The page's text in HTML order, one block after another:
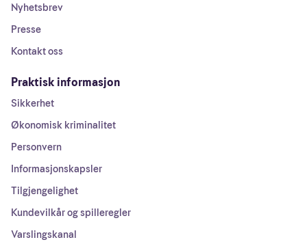
Nyhetsbrev
Presse
Kontakt oss
Praktisk informasjon
Sikkerhet
Økonomisk kriminalitet
Personvern
Informasjonskapsler
Tilgjengelighet
Kundevilkår og spilleregler
Varslingskanal